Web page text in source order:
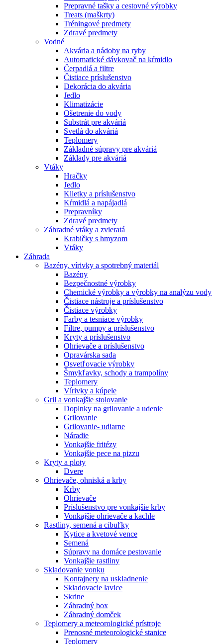
Prepravné tašky a cestovné výrobky
Treats (maškrty)
Tréningové predmety
Zdravé predmety
Vodné
Akvária a nádoby na ryby
Automatické dávkovač na kŕmidlo
Čerpadlá a filtre
Čistiace príslušenstvo
Dekorácia do akvária
Jedlo
Klimatizácie
Ošetrenie do vody
Substrát pre akváriá
Svetlá do akváriá
Teplomery
Základné súpravy pre akváriá
Základy pre akváriá
Vtáky
Hračky
Jedlo
Klietky a príslušenstvo
Kŕmidlá a napájadlá
Prepravníky
Zdravé predmety
Záhradné vtáky a zvieratá
Krabičky s hmyzom
Vtáky
Záhrada
Bazény, vírivky a spotrebný materiál
Bazény
Bezpečnostné výrobky
Chemické výrobky a výrobky na analýzu vody
Čistiace nástroje a príslušenstvo
Čistiace výrobky
Farby a tesniace výrobky
Filtre, pumpy a príslušenstvo
Kryty a príslušenstvo
Ohrievače a príslušenstvo
Opravárska sada
Osvetľovacie výrobky
Šmykľavky, schody a trampolíny
Teplomery
Vírivky a kúpele
Gril a vonkajšie stolovanie
Doplnky na grilovanie a udenie
Grilovanie
Grilovanie- udiarne
Náradie
Vonkajšie fritézy
Vonkajšie pece na pizzu
Kryty a ploty
Dvere
Ohrievače, ohniská a krby
Krby
Ohrievače
Príslušenstvo pre vonkajšie krby
Vonkajšie ohrievače a kachle
Rastliny, semená a cibuľky
Kytice a kvetové vence
Semená
Súpravy na domáce pestovanie
Vonkajšie rastliny
Skladovanie vonku
Kontajnery na uskladnenie
Skladovacie lavice
Skrine
Záhradný box
Záhradný domček
Teplomery a meteorologické prístroje
Prenosné meteorologické stanice
Teplomery